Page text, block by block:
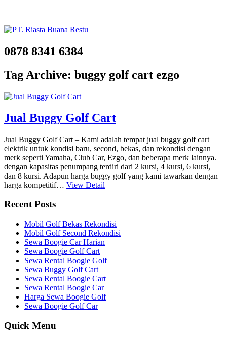
0878 8341 6384
Tag Archive: buggy golf cart ezgo
Jual Buggy Golf Cart
Jual Buggy Golf Cart – Kami adalah tempat jual buggy golf cart
elektrik untuk kondisi baru, second, bekas, dan rekondisi dengan
merk seperti Yamaha, Club Car, Ezgo, dan beberapa merk lainnya.
dengan kapasitas penumpang terdiri dari 2 kursi, 4 kursi, 6 kursi,
dan 8 kursi. Adapun harga buggy golf yang kami tawarkan dengan
harga kompetitif… View Detail
Recent Posts
Mobil Golf Bekas Rekondisi
Mobil Golf Second Rekondisi
Sewa Boogie Car Harian
Sewa Boogie Golf Cart
Sewa Rental Boogie Golf
Sewa Buggy Golf Cart
Sewa Rental Boogie Cart
Sewa Rental Boogie Car
Harga Sewa Boogie Golf
Sewa Boogie Golf Car
Quick Menu